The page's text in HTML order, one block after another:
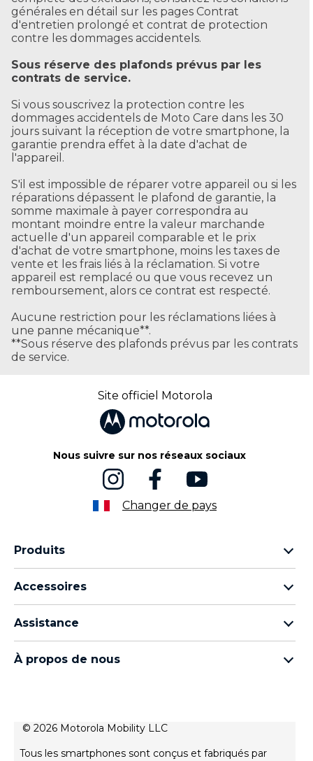
générales en détail sur les pages Contrat
d'entretien prolongé et contrat de protection
contre les dommages accidentels.
Sous réserve des plafonds prévus par les
contrats de service.
Si vous souscrivez la protection contre les
dommages accidentels de Moto Care dans les 30
jours suivant la réception de votre smartphone, la
garantie prendra effet à la date d'achat de
l'appareil.
S'il est impossible de réparer votre appareil ou si les
réparations dépassent le plafond de garantie, la
somme maximale à payer correspondra au
montant moindre entre la valeur marchande
actuelle d'un appareil comparable et le prix
d'achat de votre smartphone, moins les taxes de
vente et les frais liés à la réclamation. Si votre
appareil est remplacé ou que vous recevez un
remboursement, alors ce contrat est respecté.
Aucune restriction pour les réclamations liées à
une panne mécanique**.
**Sous réserve des plafonds prévus par les contrats
de service.
Site officiel Motorola
Nous suivre sur nos réseaux sociaux
Changer de pays
Produits
Famille Moto g
Thinkphone by motorola
Accessoires
moto tag
Assistance
Mes commandes
Suivre votre réparation
Rescue and Smart Assistant Tool
À propos de nous
Conditions de vente
© 2026 Motorola Mobility LLC
Tous les smartphones sont conçus et fabriqués par